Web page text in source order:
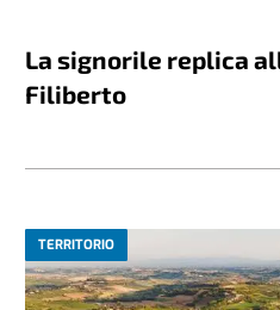
La signorile replica
Filiberto
TERRITORIO